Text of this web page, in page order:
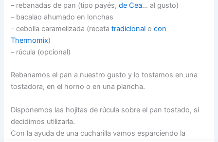
– rebanadas de pan (tipo payés,de Cea… al gusto)
– bacalao ahumado en lonchas
– cebolla caramelizada (recetatradicional ocon
Thermomix)
– rúcula (opcional)
Rebanamos el pan a nuestro gusto y lo tostamos en una
tostadora, en el horno o en una plancha.
Disponemos las hojitas de rúcula sobre el pan tostado, si
decidimos utilizarla.
Con la ayuda de una cucharilla vamos esparciendo la